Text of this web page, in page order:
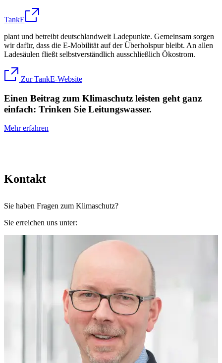
TankE
plant und betreibt deutschlandweit Ladepunkte. Gemeinsam sorgen
wir dafür, dass die E-Mobilität auf der Überholspur bleibt. An allen
Ladesäulen fließt selbstverständlich ausschließlich Ökostrom.
Zur TankE-Website
Einen Beitrag zum Klimaschutz leisten geht ganz
einfach: Trinken Sie Leitungswasser.
Mehr erfahren
Kontakt
Sie haben Fragen zum Klimaschutz?
Sie erreichen uns unter: